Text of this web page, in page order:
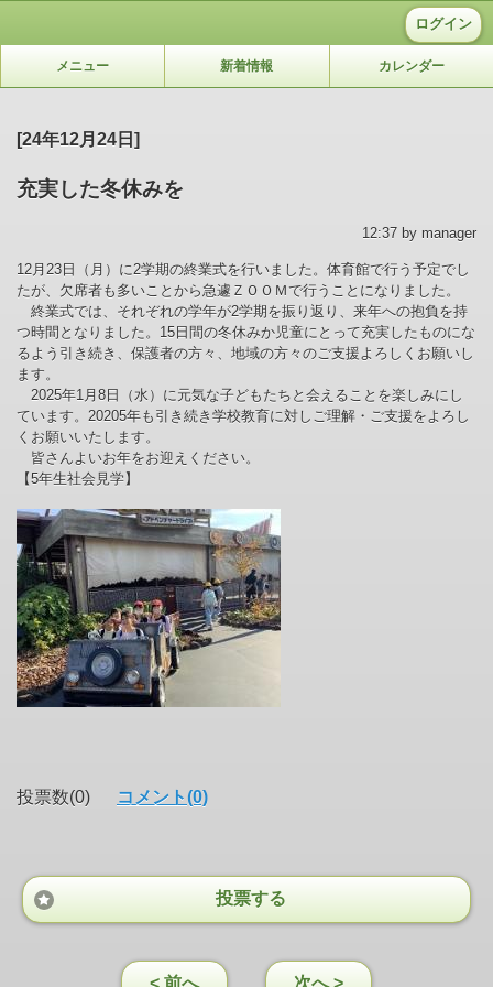
ログイン
メニュー 新着情報 カレンダー
[24年12月24日]
充実した冬休みを
12:37 by manager
12月23日（月）に2学期の終業式を行いました。体育館で行う予定でし
たが、欠席者も多いことから急遽ＺＯＯＭで行うことになりました。
終業式では、それぞれの学年が2学期を振り返り、来年への抱負を持
つ時間となりました。15日間の冬休みか児童にとって充実したものにな
るよう引き続き、保護者の方々、地域の方々のご支援よろしくお願いし
ます。
2025年1月8日（水）に元気な子どもたちと会えることを楽しみにし
ています。20205年も引き続き学校教育に対しご理解・ご支援をよろし
くお願いいたします。
皆さんよいお年をお迎えください。
【5年生社会見学】
投票数(0) コメント(0)
投票する